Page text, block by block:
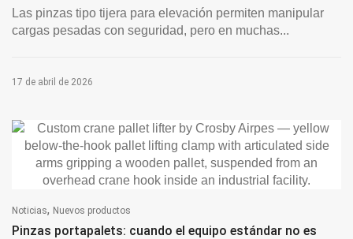
Las pinzas tipo tijera para elevación permiten manipular
cargas pesadas con seguridad, pero en muchas...
17 de abril de 2026
Noticias, Nuevos productos
Pinzas portapalets: cuando el equipo estándar no es